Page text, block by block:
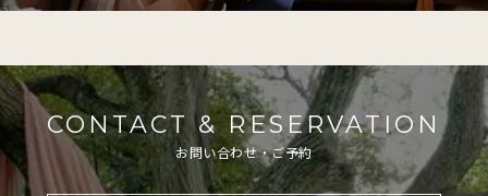
CONTACT & RESERVATION
お問い合わせ・ご予約